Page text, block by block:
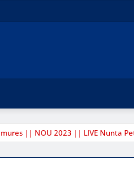
|| NOU 2023 || LIVE Nunta